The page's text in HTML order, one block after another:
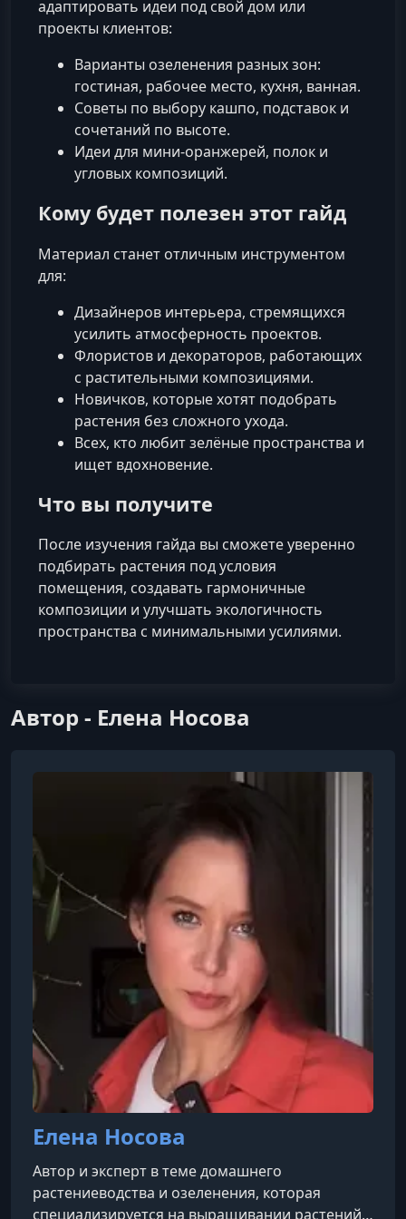
адаптировать идеи под свой дом или
проекты клиентов:
Варианты озеленения разных зон:
гостиная, рабочее место, кухня, ванная.
Советы по выбору кашпо, подставок и
сочетаний по высоте.
Идеи для мини-оранжерей, полок и
угловых композиций.
Кому будет полезен этот гайд
Материал станет отличным инструментом
для:
Дизайнеров интерьера, стремящихся
усилить атмосферность проектов.
Флористов и декораторов, работающих
с растительными композициями.
Новичков, которые хотят подобрать
растения без сложного ухода.
Всех, кто любит зелёные пространства и
ищет вдохновение.
Что вы получите
После изучения гайда вы сможете уверенно
подбирать растения под условия
помещения, создавать гармоничные
композиции и улучшать экологичность
пространства с минимальными усилиями.
Автор - Елена Носова
Елена Носова
Автор и эксперт в теме домашнего
растениеводства и озеленения, которая
специализируется на выращивании растений в